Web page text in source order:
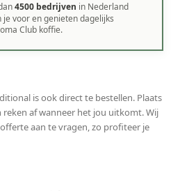
4500 bedrijven in Nederland
je voor en genieten dagelijks
Club koffie.
is ook direct te bestellen. Plaats
reken af wanneer het jou uitkomt. Wij
aan te vragen, zo profiteer je